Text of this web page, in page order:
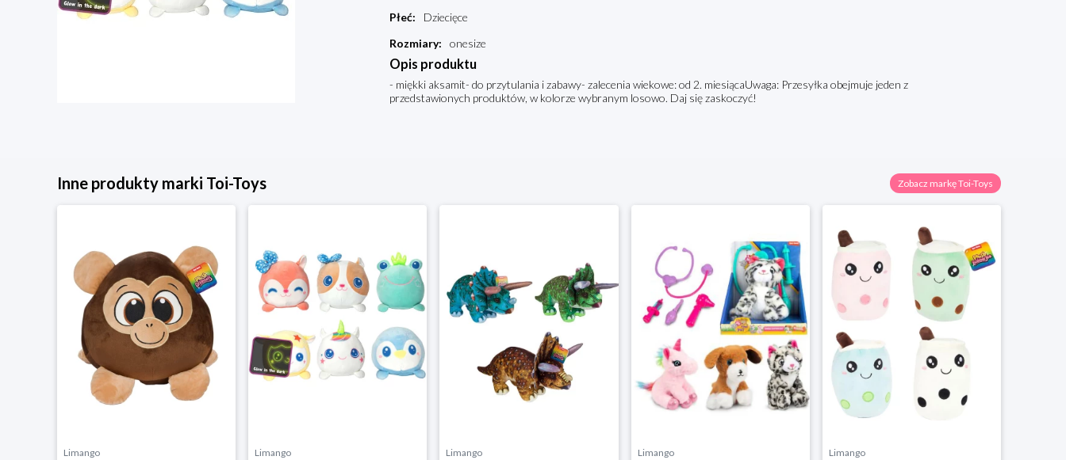
Płeć:
Dziecięce
Rozmiary: onesize
Opis produktu
- miękki aksamit- do przytulania i zabawy- zalecenia wiekowe: od 2. miesiącaUwaga: Przesyłka obejmuje jeden z
przedstawionych produktów, w kolorze wybranym losowo. Daj się zaskoczyć!
Inne produkty marki Toi-Toys Zobacz markę Toi-Toys
Limango Limango Limango Limango Limango